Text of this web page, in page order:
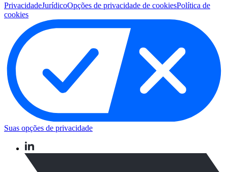
PrivacidadeJurídicoOpções de privacidade de cookiesPolítica de
cookies
Suas opções de privacidade